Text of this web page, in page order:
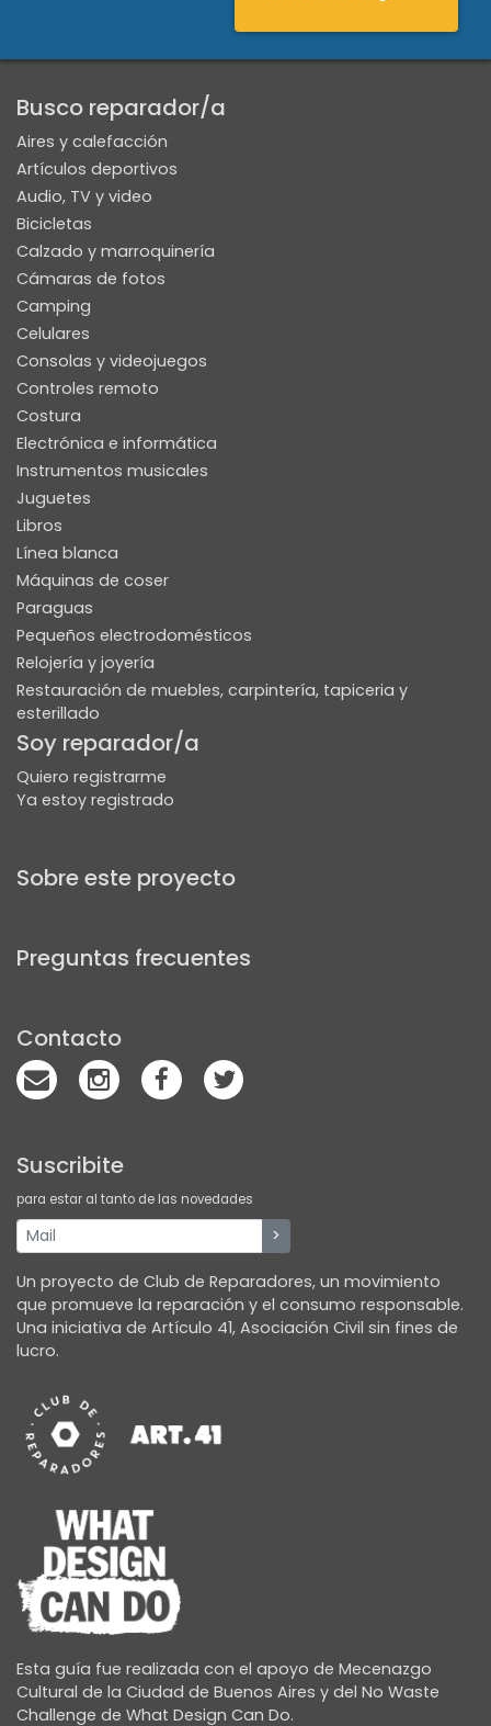
Busco reparador/a
Aires y calefacción
Artículos deportivos
Audio, TV y video
Bicicletas
Calzado y marroquinería
Cámaras de fotos
Camping
Celulares
Consolas y videojuegos
Controles remoto
Costura
Electrónica e informática
Instrumentos musicales
Juguetes
Libros
Línea blanca
Máquinas de coser
Paraguas
Pequeños electrodomésticos
Relojería y joyería
Restauración de muebles, carpintería, tapiceria y
esterillado
Soy reparador/a
Quiero registrarme
Ya estoy registrado
Sobre este proyecto
Preguntas frecuentes
Contacto
Suscribite
para estar al tanto de las novedades
Un proyecto de Club de Reparadores, un movimiento
que promueve la reparación y el consumo responsable.
Una iniciativa de Artículo 41, Asociación Civil sin fines de
lucro.
Esta guía fue realizada con el apoyo de Mecenazgo
Cultural de la Ciudad de Buenos Aires y del No Waste
Challenge de What Design Can Do.